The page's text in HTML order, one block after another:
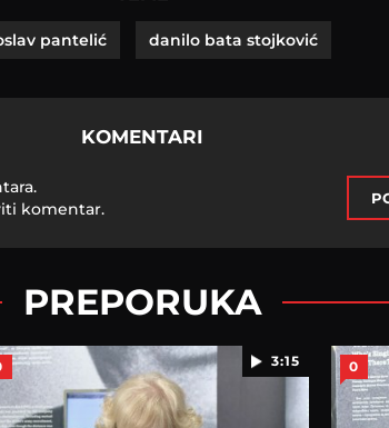
pantelić danilo bata stojković
KOMENTARI
komentar.
PREPORUKA
3:15 0